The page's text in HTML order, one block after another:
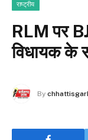
राष्ट्रीय
RLM पर
विधायक के
By